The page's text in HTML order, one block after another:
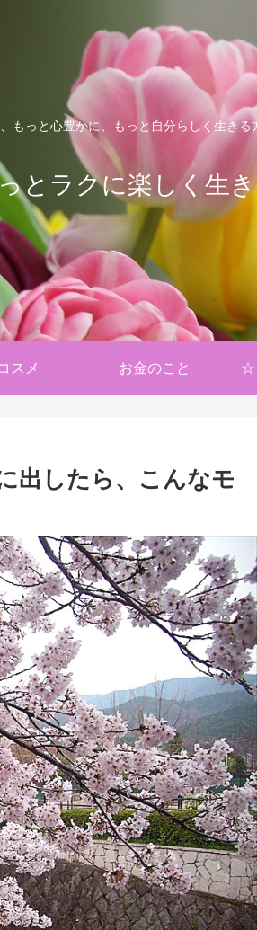
もっと心豊かに、もっと自分らしく生きる
とラクに楽しく生
スメ お金のこと ☆
出したら、こんなモ